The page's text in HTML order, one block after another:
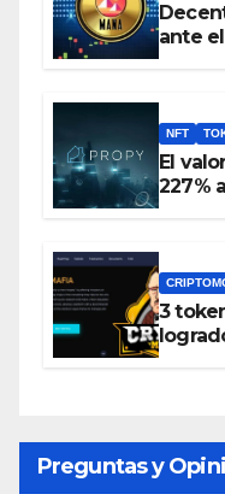
ante
NFT
El
227%
3
Preguntas y